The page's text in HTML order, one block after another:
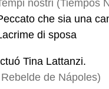
nostri (Tiempos
che sia una
di sposa
Tina Lattanzi.
de Nápoles)